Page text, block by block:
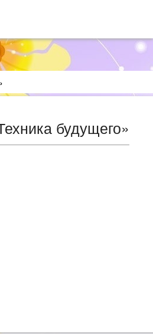
будущего»